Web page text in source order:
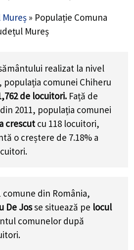
» Populație Comuna
Mureș
realizat la nivel
populația comunei Chiheru
de locuitori. Față de
2011, populația comunei
a crescut cu 118 locuitori,
o creștere de 7.18% a
.
comune din România,
De Josse situează pe locul
comunelor după